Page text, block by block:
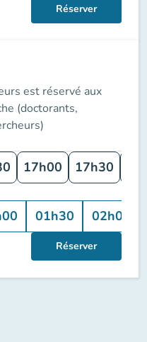
Réserver
est réservé aux
(doctorants,
17h00 17h30
01h30 02h00
Réserver